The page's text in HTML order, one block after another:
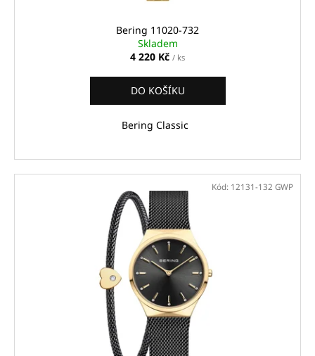
Bering 11020-732
Skladem
4 220 Kč / ks
DO KOŠÍKU
Bering Classic
Kód: 12131-132 GWP